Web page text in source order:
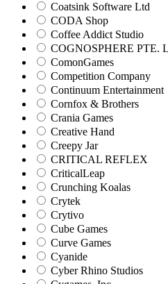
Coatsink Software Ltd
CODA Shop
Coffee Addict Studio
COGNOSPHERE PTE.
ComonGames
Competition Company
Continuum Entertainment
Cornfox & Brothers
Crania Games
Creative Hand
Creepy Jar
CRITICAL REFLEX
CriticalLeap
Crunching Koalas
Crytek
Crytivo
Cube Games
Curve Games
Cyanide
Cyber Rhino Studios